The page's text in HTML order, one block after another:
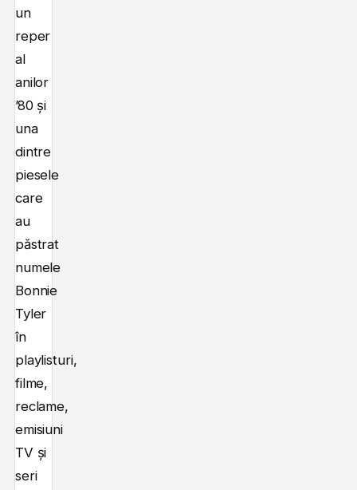
un
reper
al
anilor
’80 și
una
dintre
piesele
care
au
păstrat
numele
Bonnie
Tyler
în
playlisturi,
filme,
reclame,
emisiuni
TV și
seri